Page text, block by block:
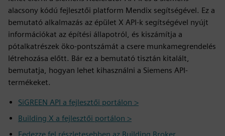
alacsony kódú fejlesztői platform Mendix segítségével. Ez a
bemutató alkalmazás az épület X API-k segítségével nyújt
információkat az építési állapotról, és kiszámítja a
pótalkatrészek öko-pontszámát a csere munkamegrendelés
létrehozása előtt. Bár ez a bemutató tisztán kitalált,
bemutatja, hogyan lehet kihasználni a Siemens API-
termékeket.
SiGREEN API a fejlesztői portálon >
Building X a fejlesztői portálon >